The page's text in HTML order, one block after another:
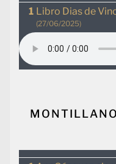
Libro Dias de
(27/06/2025)